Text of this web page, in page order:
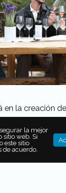
en la creación
de las
en su visita a
la mejor
sitio web. Si
este sitio
de acuerdo.